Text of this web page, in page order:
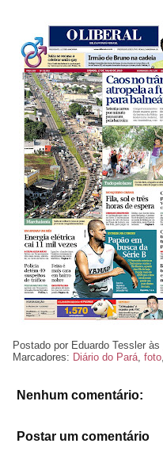
Postado por Eduardo Tessler às
Marcadores: Diário do Pará foto
Nenhum comentário:
Postar um comentário